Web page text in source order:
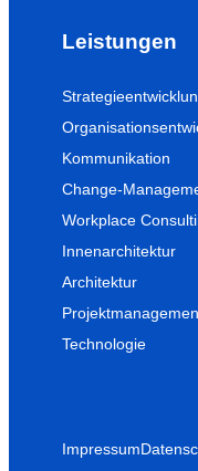
Leistungen
Kommunikation
Change-
Workplace
Innenarchitektur
Architektur
Technologie
Impressum